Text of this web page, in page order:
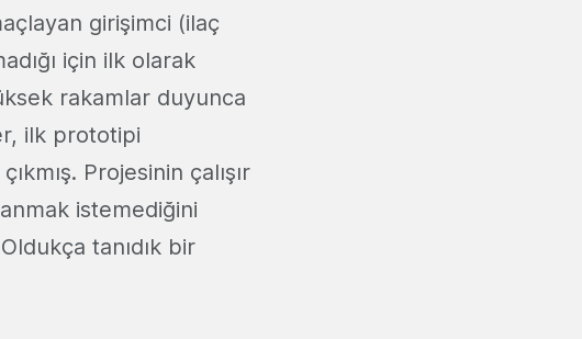
girişimci (ilaç
için ilk olarak
rakamlar duyunca
ilk prototipi
Projesinin çalışır
istemediğini
tanıdık bir